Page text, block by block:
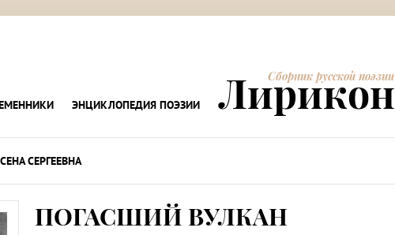
ЭНЦИКЛОПЕДИЯ ПОЭЗИИ
Сборник русской поэзии
Лирикон
СЕРГЕЕВНА
ПОГАСШИЙ ВУЛКАН